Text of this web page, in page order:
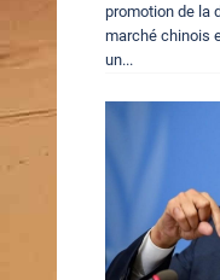
promotion de la
marché chinois
un...